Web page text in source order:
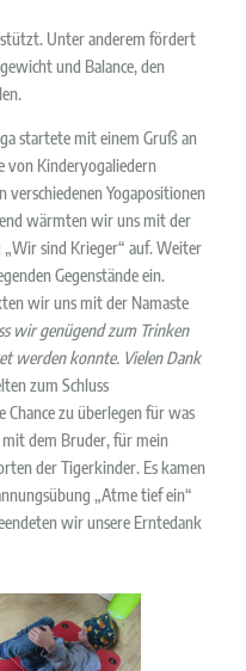
Unter anderem fördert
und Balance, den
startete mit einem Gruß an
von Kinderyogaliedern
verschiedenen Yogapositionen
wärmten wir uns mit der
sind Krieger“ auf. Weiter
Gegenstände ein.
wir uns mit der Namaste
wir genügend zum Trinken
werden konnte. Vielen Dank
zum Schluss
Chance zu überlegen für was
mit dem Bruder, für mein
der Tigerkinder. Es kamen
„Atme tief ein“
wir unsere Erntedank